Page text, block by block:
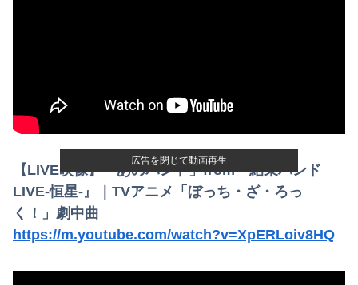
結婚式の二次会で知り合った娘達と乱交した話
実質賃金、6カ月連続プラスｗｗｗｗｗｗｗｗｗｗｗ
【朗報】長嶋凛桜『27年1月までに英検準1級取得、気象予報士の資格も取る』←これ
【LIVE映像】「あのバンド」from『結束バンド
LIVE-恒星-』｜TVアニメ「ぼっち・ざ・ろっ
く！」劇中曲
https://m.youtube.com/watch?v=XpERLoiv8HQ
広告を閉じて動画再生